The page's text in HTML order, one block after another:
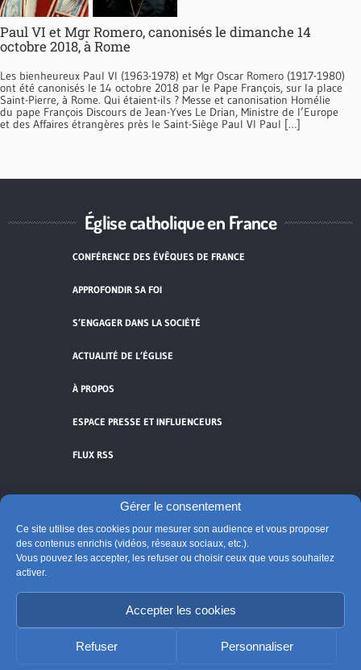
Gérer le consentement
Ce site utilise des cookies pour mesurer son audience et vous proposer
des contenus enrichis (vidéos, réseaux sociaux, etc.).
Vous pouvez les accepter, les refuser ou choisir ceux que vous souhaitez
activer.
Accepter les cookies
Refuser Personnaliser
Paul VI et Mgr Romero, canonisés le dimanche 14
octobre 2018, à Rome
Les bienheureux Paul VI (1963-1978) et Mgr Oscar Romero (1917-1980)
ont été canonisés le 14 octobre 2018 par le Pape François, sur la place
Saint-Pierre, à Rome. Qui étaient-ils ? Messe et canonisation Homélie
du pape François Discours de Jean-Yves Le Drian, Ministre de l’Europe
et des Affaires étrangères près le Saint-Siège Paul VI Paul […]
Église catholique en France
CONFÉRENCE DES ÉVÊQUES DE FRANCE
APPROFONDIR SA FOI
S’ENGAGER DANS LA SOCIÉTÉ
ACTUALITÉ DE L’ÉGLISE
À PROPOS
ESPACE PRESSE ET INFLUENCEURS
FLUX RSS
Cliquez pour accepter les cookies de
vidéos et réseaux sociaux et activer ce
Suivre @Eglisecatho